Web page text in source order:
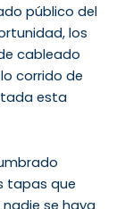
público del
los
cableado
corrido de
esta
tapas que